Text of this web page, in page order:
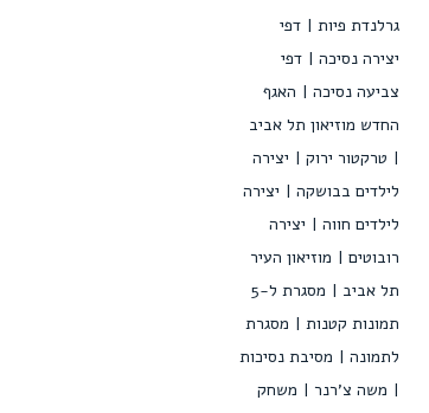
גרלנדת פיות
דפי
יצירה נסיכה
דפי
צביעה נסיכה
האגף
החדש מוזיאון תל אביב
טרקטור ירוק
יצירה
לילדים בבושקה
יצירה
לילדים חווה
יצירה
רובוטים
מוזיאון העיר
תל אביב
מסגרת ל-5
תמונות קטנות
מסגרת
לתמונה
מסיבת נסיכות
משה צ'רנר
משחק